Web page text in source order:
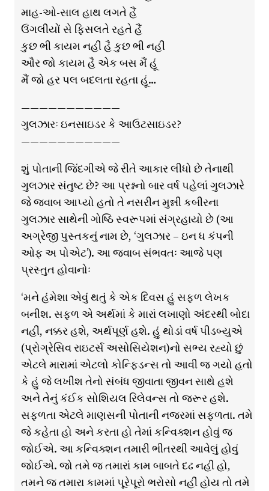
માહ-ઓ-સાલ હાથ લગતે હૈં
ઉંગલીયોં સે ફિસલતે રહતે હૈં
કુછ ભી કાયમ નહીં હૈ કુછ ભી નહીં
ઔર જો કાયમ હૈ એક બસ મૈં હૂં
મૈં જો હર પલ બદલતા રહતા હૂં…
———————————
ગુલઝારઃ ઇનસાઇડર કે આઉટસાઇડર?
———————————
શું પોતાની જિંદગીએ જે રીતે આકાર લીધો છે તેનાથી
ગુલઝાર સંતુષ્ટ છે? આ પ્રશ્નનો બાર વર્ષ પહેલાં ગુલઝારે
જે જવાબ આપ્યો હતો તે નસરીન મુન્ની કબીરના
ગુલઝાર સાથેની ગોષ્ઠિ સ્વરૂપમાં સંગ્રહાયો છે (આ
અગ્રેજી પુસ્તકનું નામ છે, ‘ગુલઝાર – ઇન ધ કંપની
ઓફ અ પોએટ’). આ જવાબ સંભવતઃ આજે પણ
પ્રસ્તુત હોવાનોઃ
‘મને હંમેશા એવું થતું કે એક દિવસ હું સફળ લેખક
બનીશ. સફળ એ અર્થમાં કે મારાં લખાણો અંદરથી બોદા
નહીં, નક્કર હશે, અર્થપૂર્ણ હશે. હું થોડાં વર્ષ પીડબ્યુએ
(પ્રોગ્રેસિવ રાઇટર્સ અસોસિયેશન)નો સભ્ય રહ્યો છું
એટલે મારામાં એટલો કોન્ફિડન્સ તો આવી જ ગયો હતો
કે હું જે લખીશ તેનો સંબંધ જીવાતા જીવન સાથે હશે
અને તેનું કંઈક સોશિયલ રિલેવન્સ તો જરૂર હશે.
સફળતા એટલે માણસની પોતાની નજરમાં સફળતા. તમે
જે કહેતા હો અને કરતા હો તેમાં કન્વિક્શન હોવું જ
જોઈએ. આ કન્વિક્શન તમારી ભીતરથી આવેલું હોવું
જોઈએ. જો તમે જ તમારાં કામ બાબતે દઢ નહી હો,
તમને જ તમારા કામમાં પૂરેપૂરો ભરોસો નહીં હોય તો તમે